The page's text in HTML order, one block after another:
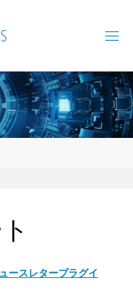
S
ースレタープラグイ